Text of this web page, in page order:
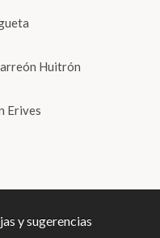
Huitrón
Erives
y sugerencias